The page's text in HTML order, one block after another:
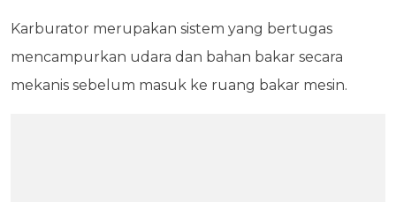
Karburator merupakan sistem yang bertugas
mencampurkan udara dan bahan bakar secara
mekanis sebelum masuk ke ruang bakar mesin.